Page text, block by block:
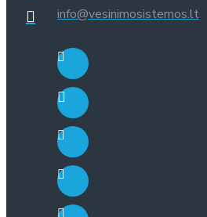
info@vesinimosistemos.lt